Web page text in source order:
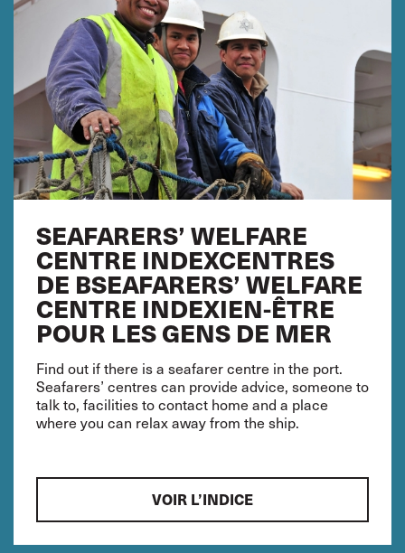
SEAFARERS’ WELFARE
CENTRE INDEXCENTRES
DE BSEAFARERS’ WELFARE
CENTRE INDEXIEN-ÊTRE
POUR LES GENS DE MER
Find out if there is a seafarer centre in the port.
Seafarers’ centres can provide advice, someone to
talk to, facilities to contact home and a place
where you can relax away from the ship.
VOIR L’INDICE